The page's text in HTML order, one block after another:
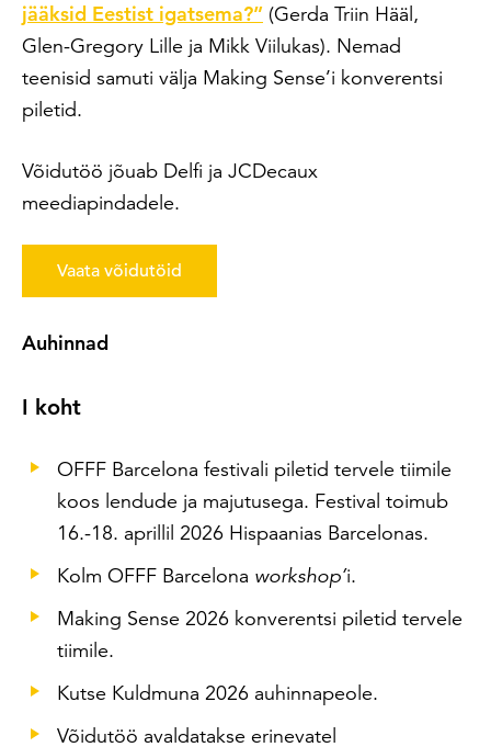
jääksid Eestist igatsema?” (Gerda Triin Hääl,
Glen-Gregory Lille ja Mikk Viilukas). Nemad
teenisid samuti välja Making Sense’i konverentsi
piletid.
Võidutöö jõuab Delfi ja JCDecaux
meediapindadele.
Vaata võidutöid
Auhinnad
I koht
OFFF Barcelona festivali piletid tervele tiimile
koos lendude ja majutusega. Festival toimub
16.-18. aprillil 2026 Hispaanias Barcelonas.
Kolm OFFF Barcelona workshop’i.
Making Sense 2026 konverentsi piletid tervele
tiimile.
Kutse Kuldmuna 2026 auhinnapeole.
Võidutöö avaldatakse erinevatel